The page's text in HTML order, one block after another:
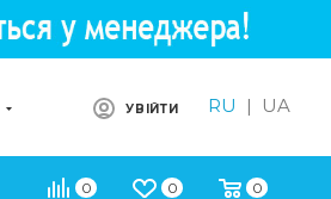
RU | UA
УВІЙТИ
0 0 0